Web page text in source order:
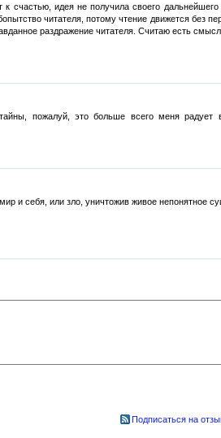
счастью, идея не получила своего дальнейшего
читателя, потому чтение движется без
раздражение читателя. Считаю есть
пожалуй, это больше всего меня радует
и себя, или зло, уничтожив живое непонятное
Подписаться на